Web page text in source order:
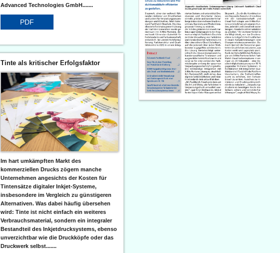
Advanced Technologies GmbH.......
PDF
Tinte als kritischer Erfolgsfaktor
Im hart umkämpften Markt des
kommerziellen Drucks zögern manche
Unternehmen angesichts der Kosten für
Tintensätze digitaler Inkjet-Systeme,
insbesondere im Vergleich zu günstigeren
Alternativen. Was dabei häufig übersehen
wird: Tinte ist nicht einfach ein weiteres
Verbrauchsmaterial, sondern ein integraler
Bestandteil des Inkjetdrucksystems, ebenso
unverzichtbar wie die Druckköpfe oder das
Druckwerk selbst.......